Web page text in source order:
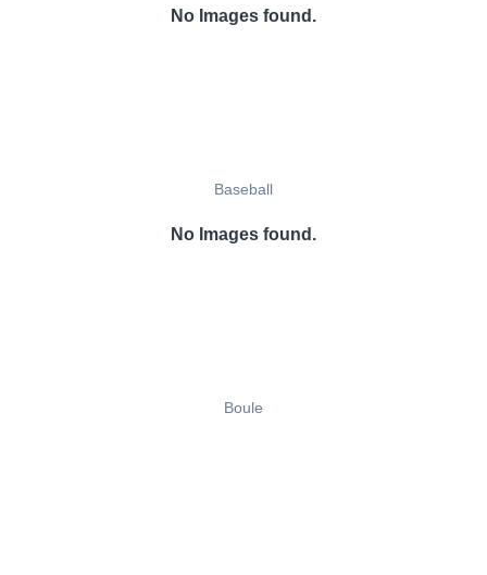
No Images found.
Baseball
No Images found.
Boule